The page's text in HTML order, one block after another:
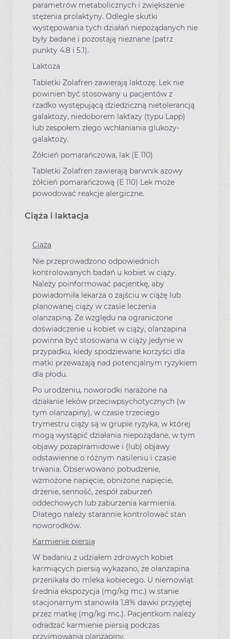
parametrów metabolicznych i zwiększenie
stężenia prolaktyny. Odległe skutki
występowania tych działań niepożądanych nie
były badane i pozostają nieznane (patrz
punkty 4.8 i 5.1).
Laktoza
Tabletki Zolafren zawierają laktozę. Lek nie
powinien być stosowany u pacjentów z
rzadko występującą dziedziczną nietolerancją
galaktozy, niedoborem laktazy (typu Lapp)
lub zespołem złego wchłaniania glukozy-
galaktozy.
Żółcień pomarańczowa, lak (E 110)
Tabletki Zolafren zawierają barwnik azowy
żółcień pomarańczową (E 110) Lek może
powodować reakcje alergiczne.
Ciąża i laktacja
Ciąża
Nie przeprowadzono odpowiednich
kontrolowanych badań u kobiet w ciąży.
Należy poinformować pacjentkę, aby
powiadomiła lekarza o zajściu w ciążę lub
planowanej ciąży w czasie leczenia
olanzapiną. Ze względu na ograniczone
doświadczenie u kobiet w ciąży, olanzapina
powinna być stosowana w ciąży jedynie w
przypadku, kiedy spodziewane korzyści dla
matki przeważają nad potencjalnym ryzykiem
dla płodu.
Po urodzeniu, noworodki narażone na
działanie leków przeciwpsychotycznych (w
tym olanzapiny), w czasie trzeciego
trymestru ciąży są w grupie ryzyka, w której
mogą wystąpić działania niepożądane, w tym
objawy pozapiramidowe i (lub) objawy
odstawienne o różnym nasileniu i czasie
trwania. Obserwowano pobudzenie,
wzmożone napięcie, obniżone napięcie,
drżenie, senność, zespół zaburzeń
oddechowych lub zaburzenia karmienia.
Dlatego należy starannie kontrolować stan
noworodków.
Karmienie piersią
W badaniu z udziałem zdrowych kobiet
karmiących piersią wykazano, że olanzapina
przenikała do mleka kobiecego. U niemowląt
średnia ekspozycja (mg/kg mc.) w stanie
stacjonarnym stanowiła 1,8% dawki przyjętej
przez matkę (mg/kg mc.). Pacjentkom należy
odradzać karmienie piersią podczas
przyjmowania olanzapiny.